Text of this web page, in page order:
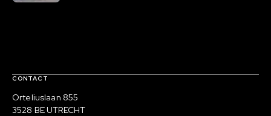
Contact, verdere links en colofon
CONTACT
Bezoekadres
Orteliuslaan 855
3528 BE UTRECHT